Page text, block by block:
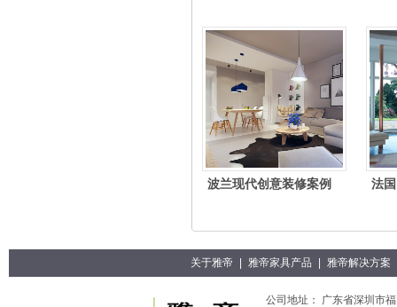
波兰现代创意装修案例 法
关于雅帝 雅帝家具产品 雅帝解决方案
公司地址： 广东省深圳市